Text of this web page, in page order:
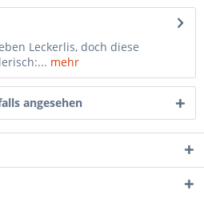
Leckerlis, doch diese
mehr
angesehen